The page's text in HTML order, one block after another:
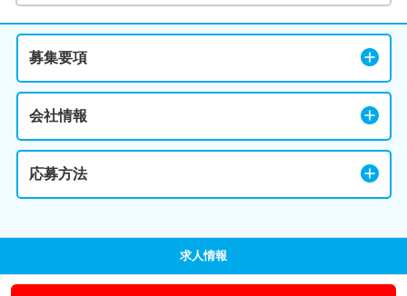
募集要項
会社情報
応募方法
求人情報